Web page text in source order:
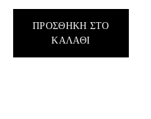
ΠΡΟΣΘΉΚΗ ΣΤΟ
ΚΑΛΆΘΙ